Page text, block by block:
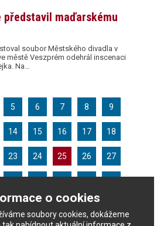
o cookies
soubory cookies, dokážeme
představil maďarskému
soubor Městského divadla v
městě Veszprém odehrál inscenaci
Na…
5 6 7 8 9
14 15 16 17 18
23 24 25 26 27